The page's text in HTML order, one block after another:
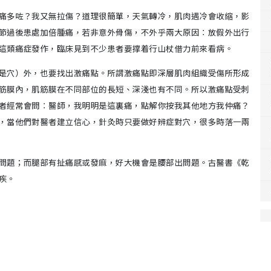
咗？我又無拉傷？道理很簡單，天氣轉冷，肌肉遇冷會收縮，影
後患處加倍腫痛，若非意外骨傷，不外乎兩大原因︰放假外出行
痛症發作，臨床見到不少患者要撑着行山杖借力前來看病。
）外，也要找出激痛點。所謂激痛點即深層肌肉組織受傷所形成
內，肌筋膜在不同部位的長短、深淺也有不同。所以激痛點受刺
常會問︰醫師，我明明是這裏痛，點解你按我其他地方我仲痛？
他們對醫者建立信心，針灸時只要做好辨症對穴，很多時落一兩
；而腿部有扯痛感或發麻，好大機會是腰部出問題。古醫書《乾
。